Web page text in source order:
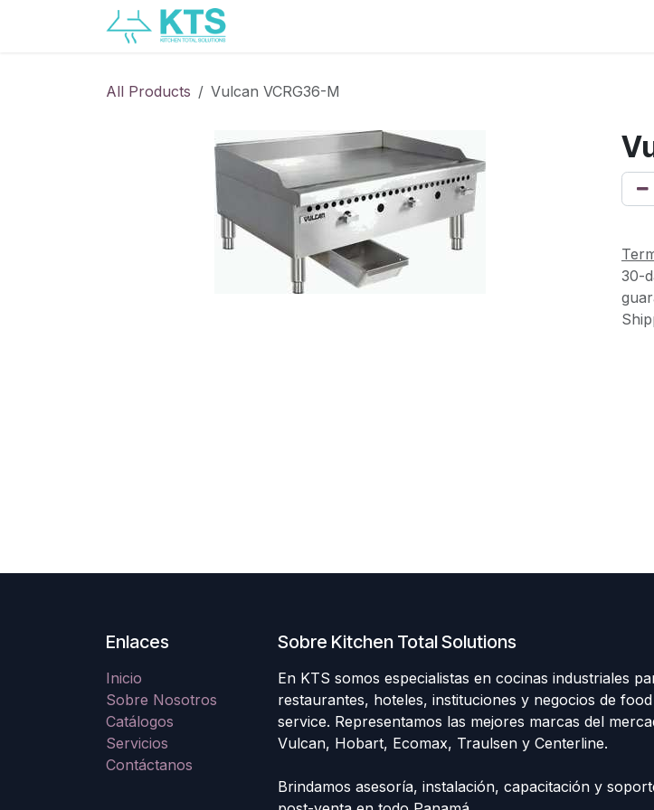
All Products Vulcan VCRG36-M
30-
Enlaces
Inicio
Sobre Nosotros
Catálogos
Servicios
Contáctanos
Sobre Kitchen Total Solutions
En KTS somos especialistas en cocinas industriales
restaurantes, hoteles, instituciones y negocios de food
service. Representamos las mejores marcas del
Vulcan, Hobart, Ecomax, Traulsen y Centerline.
Brindamos asesoría, instalación, capacitación y